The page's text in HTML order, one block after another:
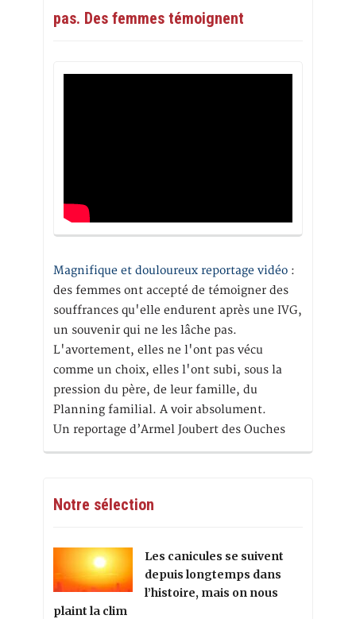
pas. Des femmes témoignent
Magnifique et douloureux reportage vidéo :
des femmes ont accepté de témoigner des
souffrances qu'elle endurent après une IVG,
un souvenir qui ne les lâche pas.
L'avortement, elles ne l'ont pas vécu
comme un choix, elles l'ont subi, sous la
pression du père, de leur famille, du
Planning familial. A voir absolument.
Un reportage d’Armel Joubert des Ouches
Notre sélection
Les canicules se suivent
depuis longtemps dans
l’histoire, mais on nous
plaint la clim